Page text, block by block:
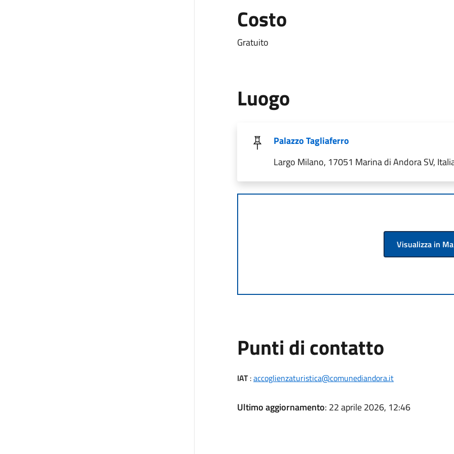
Costo
Gratuito
Luogo
Palazzo Tagliaferro
Largo Milano, 17051 Marina di Andora SV,
Visualizza in
Punti di contatto
IAT:accoglienzaturistica@comunediandora.it
Ultimo aggiornamento: 22 aprile 2026, 12:46